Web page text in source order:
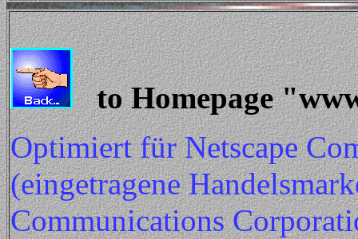
to Homepage
Optimiert für Netscape
(eingetragene
Communications